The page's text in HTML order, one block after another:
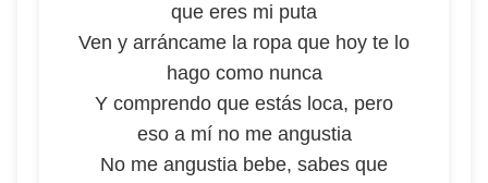
que eres mi puta
Ven y arráncame la ropa que hoy te lo
hago como nunca
Y comprendo que estás loca, pero
eso a mí no me angustia
No me angustia bebe, sabes que